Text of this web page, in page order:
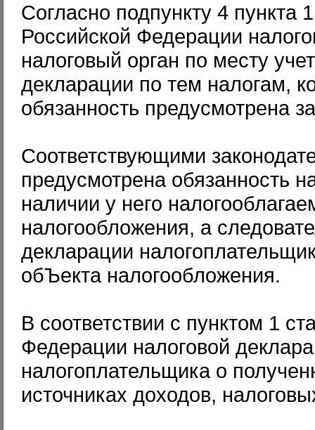
Согласно подпункту 4 пункта
Российской Федерации
налоговый орган по месту
декларации по тем налогам,
обязанность предусмотрена
Соответствующими
предусмотрена обязанность
наличии у него
налогообложения, а
декларации
обЪекта налогообложения.
В соответствии с пунктом 1
Федерации налоговой
налогоплательщика о
источниках доходов,